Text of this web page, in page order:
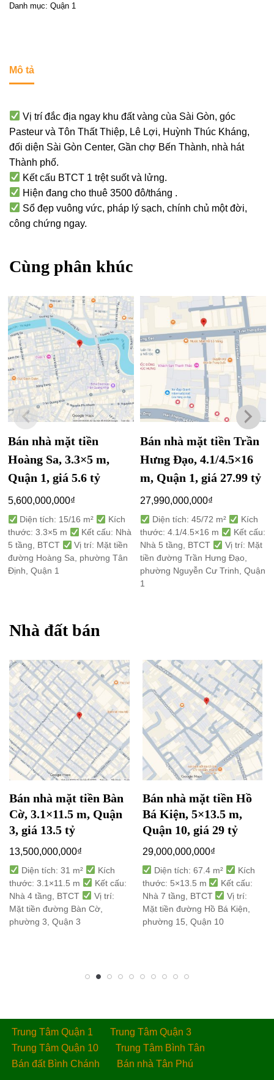
Danh mục: Quận 1
Mô tả
Vị trí đắc địa ngay khu đất vàng cùa Sài Gòn, góc
Pasteur và Tôn Thất Thiệp, Lê Lợi, Huỳnh Thúc Kháng,
đối diện Sài Gòn Center, Gần chợ Bến Thành, nhà hát
Thành phố.
Kết cấu BTCT 1 trệt suốt và lửng.
Hiện đang cho thuê 3500 đô/tháng .
Sổ đẹp vuông vức, pháp lý sạch, chính chủ một đời,
công chứng ngay.
Cùng phân khúc
Bán nhà mặt tiền
Hoàng Sa, 3.3×5 m,
Quận 1, giá 5.6 tỷ
5,600,000,000₫
Diện tích: 15/16 m²
Kích
thước: 3.3×5 m
Kết cấu: Nhà
5 tầng, BTCT
Vị trí: Mặt tiền
đường Hoàng Sa, phường Tân
Định, Quận 1
Bán nhà mặt tiền Trần
Hưng Đạo, 4.1/4.5×16
m, Quận 1, giá 27.99 tỷ
27,990,000,000₫
Diện tích: 45/72 m²
Kích
thước: 4.1/4.5×16 m
Kết cấu:
Nhà 5 tầng, BTCT
Vị trí: Mặt
tiền đường Trần Hưng Đạo,
phường Nguyễn Cư Trinh, Quận
1
Nhà đất bán
Bán nhà mặt tiền Bàn
Cờ, 3.1×11.5 m, Quận
3, giá 13.5 tỷ
13,500,000,000₫
Diện tích: 31 m²
Kích
thước: 3.1×11.5 m
Kết cấu:
Nhà 4 tầng, BTCT
Vị trí:
Mặt tiền đường Bàn Cờ,
phường 3, Quận 3
Bán nhà mặt tiền Hồ
Bá Kiện, 5×13.5 m,
Quận 10, giá 29 tỷ
29,000,000,000₫
Diện tích: 67.4 m²
Kích
thước: 5×13.5 m
Kết cấu:
Nhà 7 tầng, BTCT
Vị trí:
Mặt tiền đường Hồ Bá Kiện,
phường 15, Quận 10
Trung Tâm Quận 1
Trung Tâm Quận 3
Trung Tâm Quận 10
Trung Tâm Bình Tân
Bán đất Bình Chánh
Bán nhà Tân Phú